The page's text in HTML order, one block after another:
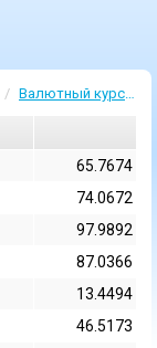
Валютный курс 13 Март 2019
65.7674
74.0672
97.9892
87.0366
13.4494
46.5173